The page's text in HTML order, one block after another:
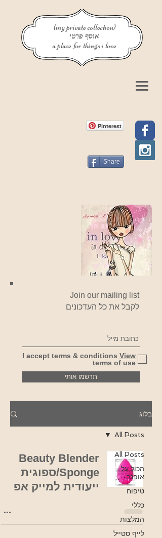
{my private collection}
אוסף פרטי
a place for things i love
Pinterest
Share
Join our mailing list
לקבל את כל העדכונים
I accept terms & conditions View
terms of use
תרשמו אותי
בלוג
All Posts
הכול על
אופנה
טיפוח
כללי
המלצות
לייף סטייל
All Posts
Beauty Blender
Sponge/ספוגית
ייעודית למייק אפ